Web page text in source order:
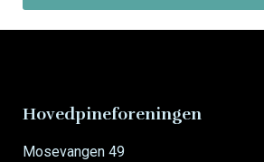
Hovedpineforeningen
Mosevangen 49